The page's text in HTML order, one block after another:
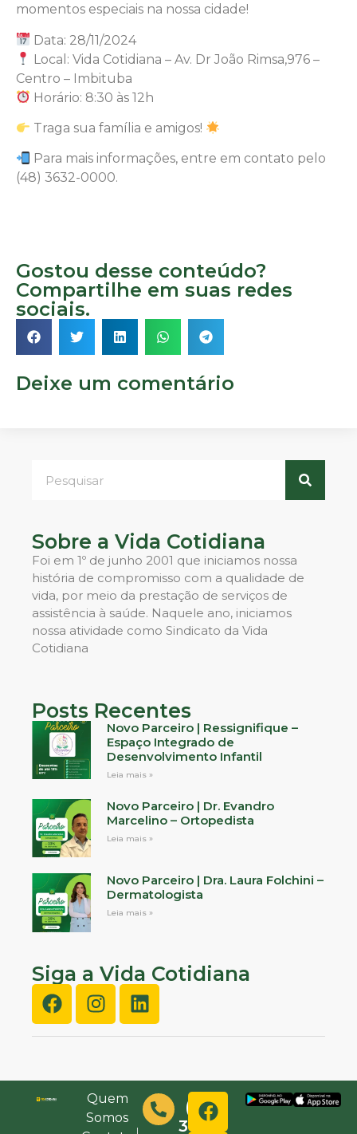
momentos especiais na nossa cidade!
Data: 28/11/2024
Local: Vida Cotidiana – Av. Dr João Rimsa,976 –
Centro – Imbituba
Horário: 8:30 às 12h
Traga sua família e amigos!
Para mais informações, entre em contato pelo
(48) 3632-0000.
Gostou desse conteúdo?
Compartilhe em suas redes
sociais.
Deixe um comentário
Sobre a Vida Cotidiana
Foi em 1º de junho 2001 que iniciamos nossa
história de compromisso com a qualidade de
vida, por meio da prestação de serviços de
assistência à saúde. Naquele ano, iniciamos
nossa atividade como Sindicato da Vida
Cotidiana
Posts Recentes
Novo Parceiro | Ressignifique –
Espaço Integrado de
Desenvolvimento Infantil
Leia mais »
Novo Parceiro | Dr. Evandro
Marcelino – Ortopedista
Leia mais »
Novo Parceiro | Dra. Laura Folchini –
Dermatologista
Leia mais »
Siga a Vida Cotidiana
Quem
Somos
(48)
3632-